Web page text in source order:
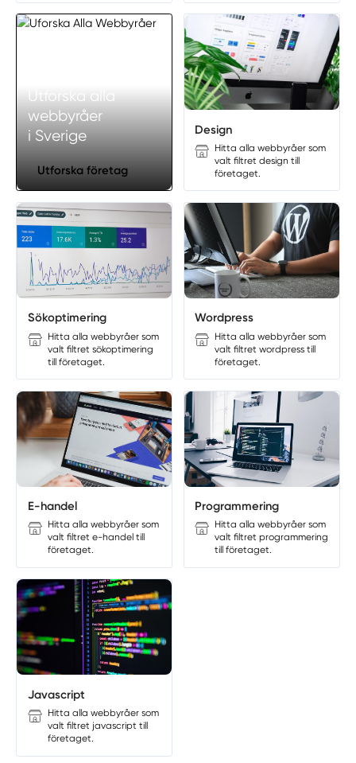
Utforska alla
webbyråer
i Sverige
Utforska företag
Design
Hitta alla webbyråer som
valt filtret design till
företaget.
Sökoptimering
Hitta alla webbyråer som
valt filtret sökoptimering
till företaget.
Wordpress
Hitta alla webbyråer som
valt filtret wordpress till
företaget.
E-handel
Hitta alla webbyråer som
valt filtret e-handel till
företaget.
Programmering
Hitta alla webbyråer som
valt filtret programmering
till företaget.
Javascript
Hitta alla webbyråer som
valt filtret javascript till
företaget.